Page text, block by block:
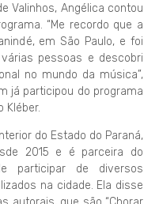
Valinhos, Angélica contou
“Me recordo que a
em São Paulo, e foi
pessoas e descobri
no mundo da música”,
já participou do programa
Kléber.
do Estado do Paraná,
2015 e é parceira do
participar de diversos
na cidade. Ela disse